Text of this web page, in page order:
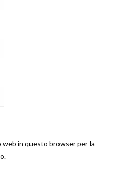
web in questo browser per la